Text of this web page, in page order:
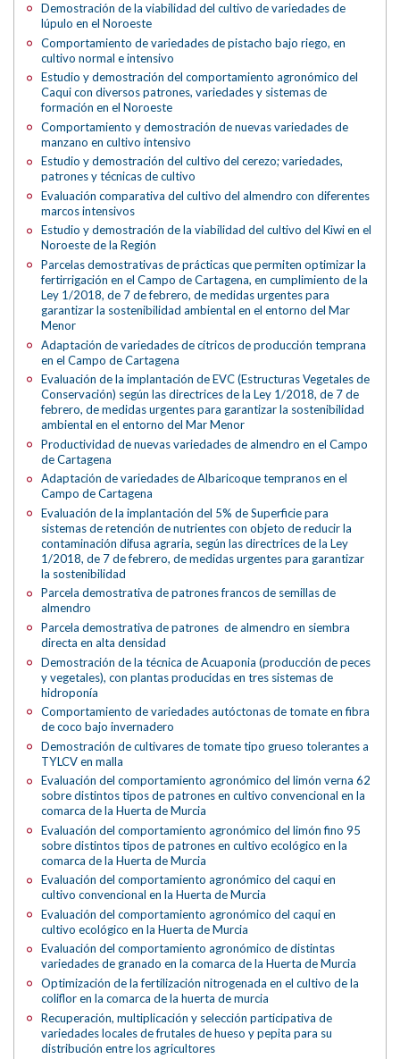
Demostración de la viabilidad del cultivo de variedades de
lúpulo en el Noroeste
Comportamiento de variedades de pistacho bajo riego, en
cultivo normal e intensivo
Estudio y demostración del comportamiento agronómico del
Caqui con diversos patrones, variedades y sistemas de
formación en el Noroeste
Comportamiento y demostración de nuevas variedades de
manzano en cultivo intensivo
Estudio y demostración del cultivo del cerezo; variedades,
patrones y técnicas de cultivo
Evaluación comparativa del cultivo del almendro con diferentes
marcos intensivos
Estudio y demostración de la viabilidad del cultivo del Kiwi en el
Noroeste de la Región
Parcelas demostrativas de prácticas que permiten optimizar la
fertirrigación en el Campo de Cartagena, en cumplimiento de la
Ley 1/2018, de 7 de febrero, de medidas urgentes para
garantizar la sostenibilidad ambiental en el entorno del Mar
Menor
Adaptación de variedades de cítricos de producción temprana
en el Campo de Cartagena
Evaluación de la implantación de EVC (Estructuras Vegetales de
Conservación) según las directrices de la Ley 1/2018, de 7 de
febrero, de medidas urgentes para garantizar la sostenibilidad
ambiental en el entorno del Mar Menor
Productividad de nuevas variedades de almendro en el Campo
de Cartagena
Adaptación de variedades de Albaricoque tempranos en el
Campo de Cartagena
Evaluación de la implantación del 5% de Superficie para
sistemas de retención de nutrientes con objeto de reducir la
contaminación difusa agraria, según las directrices de la Ley
1/2018, de 7 de febrero, de medidas urgentes para garantizar
la sostenibilidad
Parcela demostrativa de patrones francos de semillas de
almendro
Parcela demostrativa de patrones de almendro en siembra
directa en alta densidad
Demostración de la técnica de Acuaponia (producción de peces
y vegetales), con plantas producidas en tres sistemas de
hidroponía
Comportamiento de variedades autóctonas de tomate en fibra
de coco bajo invernadero
Demostración de cultivares de tomate tipo grueso tolerantes a
TYLCV en malla
Evaluación del comportamiento agronómico del limón verna 62
sobre distintos tipos de patrones en cultivo convencional en la
comarca de la Huerta de Murcia
Evaluación del comportamiento agronómico del limón fino 95
sobre distintos tipos de patrones en cultivo ecológico en la
comarca de la Huerta de Murcia
Evaluación del comportamiento agronómico del caqui en
cultivo convencional en la Huerta de Murcia
Evaluación del comportamiento agronómico del caqui en
cultivo ecológico en la Huerta de Murcia
Evaluación del comportamiento agronómico de distintas
variedades de granado en la comarca de la Huerta de Murcia
Optimización de la fertilización nitrogenada en el cultivo de la
coliflor en la comarca de la huerta de murcia
Recuperación, multiplicación y selección participativa de
variedades locales de frutales de hueso y pepita para su
distribución entre los agricultores